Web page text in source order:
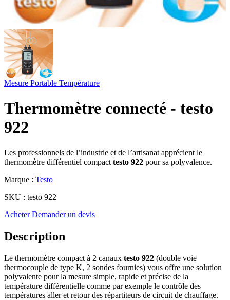
Mesure Portable Température
Thermomètre connecté - testo
922
Les professionnels de l’industrie et de l’artisanat apprécient le
thermomètre différentiel compact testo 922 pour sa polyvalence.
Marque : Testo
SKU : testo 922
Acheter Demander un devis
Description
Le thermomètre compact à 2 canaux testo 922 (double voie
thermocouple de type K, 2 sondes fournies) vous offre une solution
polyvalente pour la mesure simple, rapide et précise de la
température différentielle comme par exemple le contrôle des
températures aller et retour des répartiteurs de circuit de chauffage.